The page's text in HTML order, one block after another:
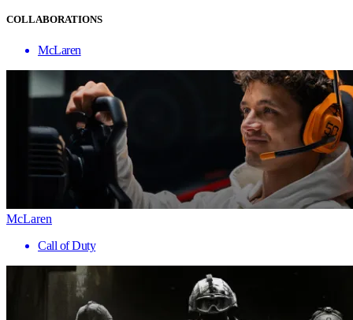
COLLABORATIONS
McLaren
McLaren
Call of Duty